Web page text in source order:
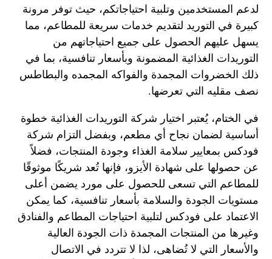
لدعم المستخدمين وتلبية احتياجاتكم، حيث توفر مرونة
كبيرة في التوريد لتقديم خدمات سريعة للمطاعم، مما
يسهل عليهم الحصول على جميع احتياجاتهم من
التوريدات الغذائية المضمونة وبأسعار تنافسية، بما في
ذلك الخضروات المجمدة والفواكه المجمده والبطاطس
نصف مقليه التي تعرضها.
في الختام، يُعتبر اختيار شركة التوريدات الغذائية خطوة
أساسية لضمان نجاح أي مطعم، وبفضل التزام شركة
فودكس بمعايير سلامة الغذاء وجودة المنتجات، فضلاً
عن حصولها على شهادة الأيزو، فإنها تُعد شريكًا موثوقًا
للمطاعم التي تسعى للحصول على مورد يضمن أعلى
مستويات الجودة والسلامة بأسعار تنافسية، كما يمكن
الاعتماد على فودكس لتلبية احتياجات المطاعم والفنادق
وغيرها من المنتجات المجمدة ذات الجودة العالية
والأسعار التي لا تُضاهى، لذا لا تتردد في الاتصال